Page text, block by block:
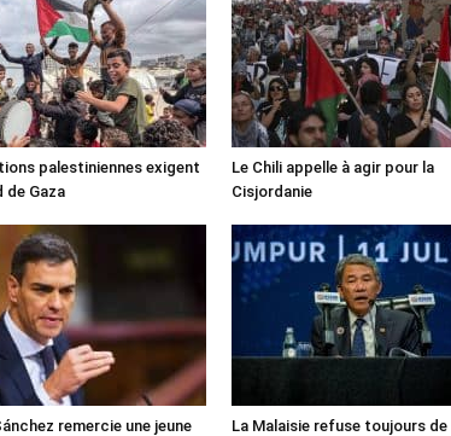
palestiniennes exigent
de Gaza
Le Chili appelle à agir pour la
Cisjordanie
remercie une jeune
La Malaisie refuse toujours de